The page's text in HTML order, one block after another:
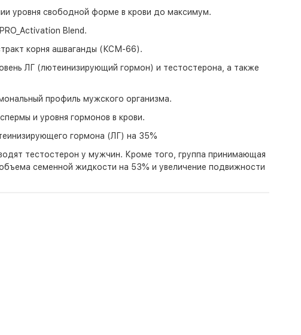
уровня свободной форме в крови до максимум.
Blend.
корня ашваганды (КСМ-66).
ЛГ (лютеинизирующий гормон) и тестостерона, а также
профиль мужского организма.
и уровня гормонов в крови.
гормона (ЛГ) на 35%
тестостерон у мужчин. Кроме того, группа принимающая
семенной жидкости на 53% и увеличение подвижности